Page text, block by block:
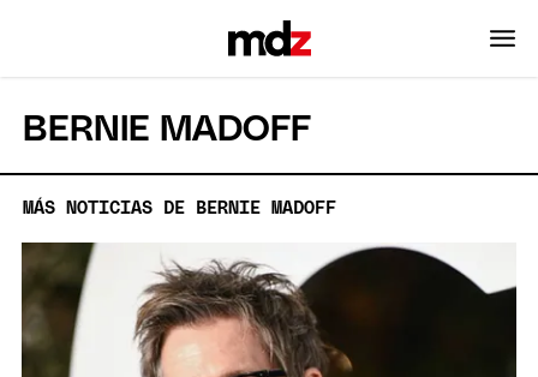
BERNIE MADOFF
MÁS NOTICIAS DE BERNIE MADOFF